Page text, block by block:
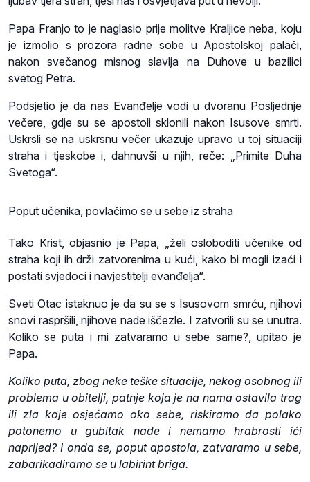
Papa Franjo to je naglasio prije molitve Kraljice neba, koju
je izmolio s prozora radne sobe u Apostolskoj palači,
nakon svečanog misnog slavlja na Duhove u bazilici
svetog Petra.
Podsjetio je da nas Evanđelje vodi u dvoranu Posljednje
večere, gdje su se apostoli sklonili nakon Isusove smrti.
Uskrsli se na uskrsnu večer ukazuje upravo u toj situaciji
straha i tjeskobe i, dahnuvši u njih, reče: „Primite Duha
Svetoga“.
Poput učenika, povlačimo se u sebe iz straha
Tako Krist, objasnio je Papa, „želi osloboditi učenike od
straha koji ih drži zatvorenima u kući, kako bi mogli izaći i
postati svjedoci i navjestitelji evanđelja“.
Sveti Otac istaknuo je da su se s Isusovom smrću, njihovi
snovi raspršili, njihove nade iščezle. I zatvorili su se unutra.
Koliko se puta i mi zatvaramo u sebe same?, upitao je
Papa.
Koliko puta, zbog neke teške situacije, nekog osobnog ili
problema u obitelji, patnje koja je na nama ostavila trag
ili zla koje osjećamo oko sebe, riskiramo da polako
potonemo u gubitak nade i nemamo hrabrosti ići
naprijed? I onda se, poput apostola, zatvaramo u sebe,
zabarikadiramo se u labirint briga.